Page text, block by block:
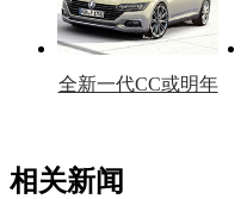
全新一代CC或明年
相关新闻